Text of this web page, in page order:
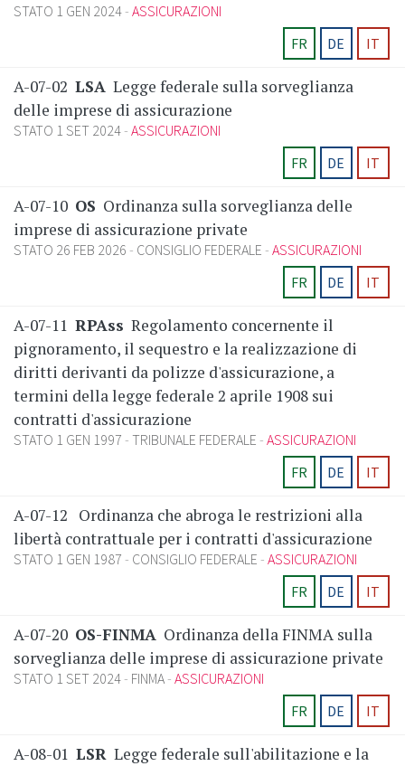
STATO 1 GEN 2024 ASSICURAZIONI
FR
DE IT
A-07-02 LSA Legge federale sulla sorveglianza
delle imprese di assicurazione
STATO 1 SET 2024 ASSICURAZIONI
FR
DE IT
A-07-10 OS Ordinanza sulla sorveglianza delle
imprese di assicurazione private
STATO 26 FEB 2026 CONSIGLIO FEDERALE ASSICURAZIONI
FR
DE IT
A-07-11 RPAss Regolamento concernente il
pignoramento, il sequestro e la realizzazione di
diritti derivanti da polizze d'assicurazione, a
termini della legge federale 2 aprile 1908 sui
contratti d'assicurazione
STATO 1 GEN 1997 TRIBUNALE FEDERALE ASSICURAZIONI
FR
DE IT
A-07-12
Ordinanza che abroga le restrizioni alla
libertà contrattuale per i contratti d'assicurazione
STATO 1 GEN 1987 CONSIGLIO FEDERALE ASSICURAZIONI
FR
DE IT
A-07-20 OS-FINMA Ordinanza della FINMA sulla
sorveglianza delle imprese di assicurazione private
STATO 1 SET 2024 FINMA ASSICURAZIONI
FR
DE IT
A-08-01 LSR Legge federale sull'abilitazione e la